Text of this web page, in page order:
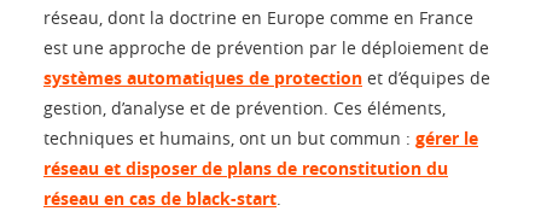
réseau, dont la doctrine en Europe comme en France
est une approche de prévention par le déploiement de
systèmes automatiques de protection et d’équipes de
gestion, d’analyse et de prévention. Ces éléments,
techniques et humains, ont un but commun : gérer le
réseau et disposer de plans de reconstitution du
réseau en cas de black-start